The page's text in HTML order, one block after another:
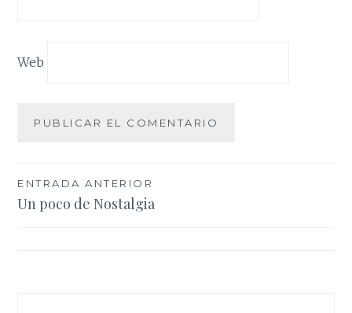
Web
Navegación
de
ENTRADA ANTERIOR
Un poco de Nostalgia